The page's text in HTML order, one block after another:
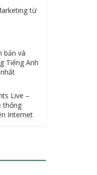
từ
bản và
Tiếng Anh
Live –
thống
Internet